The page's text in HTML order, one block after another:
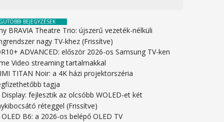
BEJEGYZÉSEK
BRAVIA Theatre Trio: újszerű vezeték-nélküli
nagy TV-khez (Frissítve)
ADVANCED: először 2026-os Samsung TV-ken
Video streaming tartalmakkal
TITAN Noir: a 4K házi projektorszéria
tagja
Display: fejlesztik az olcsóbb WOLED-et két
réteggel (Frissítve)
OLED B6: a 2026-os belépő OLED TV